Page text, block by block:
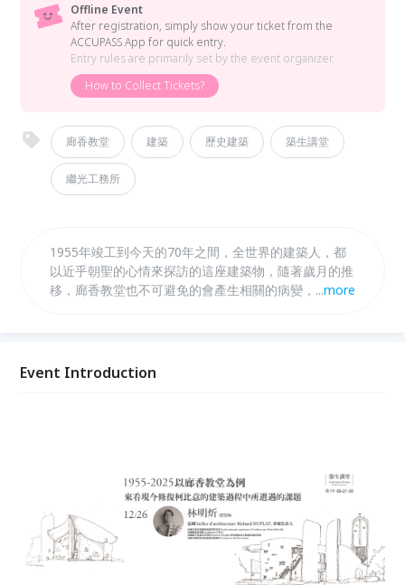
Offline Event
After registration, simply show your ticket from the
ACCUPASS App for quick entry.
Entry rules are primarily set by the event organizer.
How to Collect Tickets?
廊香教堂 建築 歷史建築 築生講堂
繼光工務所
1955年竣工到今天的70年之間，全世界的建築人，都
以近乎朝聖的心情來探訪的這座建築物，隨著歲月的推
移，廊香教堂也不可避免的會產生相關的病變，需要專
實際操作方法，運用在這座現代主義的重要作品之上。
...more
Event Introduction